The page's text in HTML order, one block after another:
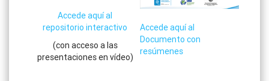
Accede aquí al
repositorio interactivo
(con acceso a las
presentaciones en vídeo)
Accede aquí al
Documento con
resúmenes